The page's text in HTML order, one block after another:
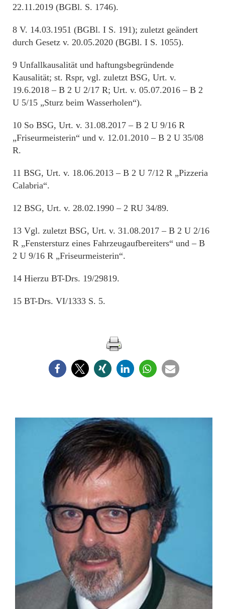
22.11.2019 (BGBl. S. 1746).
8 V. 14.03.1951 (BGBl. I S. 191); zuletzt geändert
durch Gesetz v. 20.05.2020 (BGBl. I S. 1055).
9 Unfallkausalität und haftungsbegründende
Kausalität; st. Rspr, vgl. zuletzt BSG, Urt. v.
19.6.2018 – B 2 U 2/17 R; Urt. v. 05.07.2016 – B 2
U 5/15 „Sturz beim Wasserholen“).
10 So BSG, Urt. v. 31.08.2017 – B 2 U 9/16 R
„Friseurmeisterin“ und v. 12.01.2010 – B 2 U 35/08
R.
11 BSG, Urt. v. 18.06.2013 – B 2 U 7/12 R „Pizzeria
Calabria“.
12 BSG, Urt. v. 28.02.1990 – 2 RU 34/89.
13 Vgl. zuletzt BSG, Urt. v. 31.08.2017 – B 2 U 2/16
R „Fenstersturz eines Fahrzeugaufbereiters“ und – B
2 U 9/16 R „Friseurmeisterin“.
14 Hierzu BT-Drs. 19/29819.
15 BT-Drs. VI/1333 S. 5.
ZUM PROFIL